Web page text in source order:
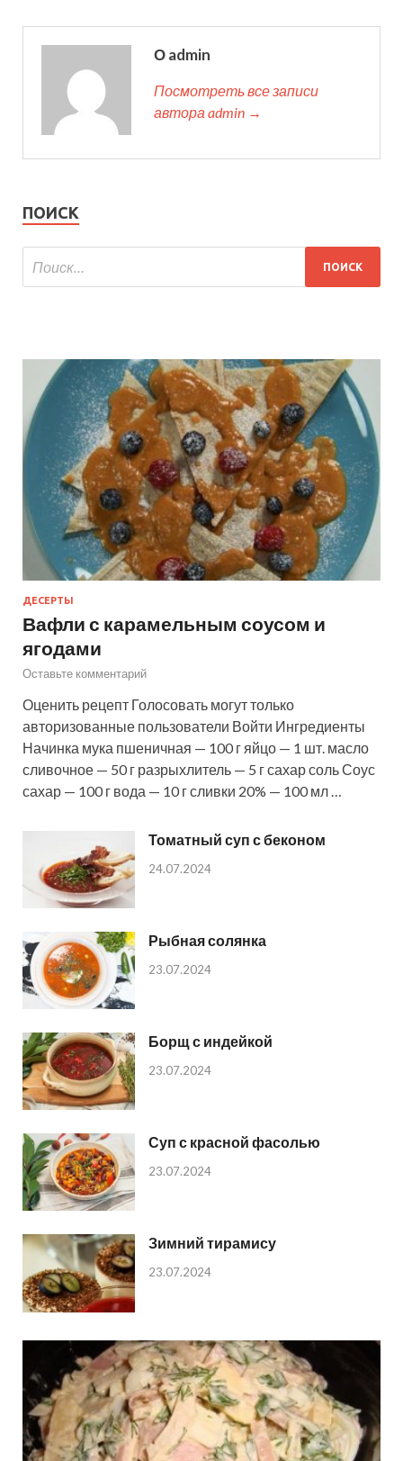
О admin
Посмотреть все записи
автора admin →
ПОИСК
ДЕСЕРТЫ
Вафли с карамельным соусом и
ягодами
Оставьте комментарий
Оценить рецепт Голосовать могут только
авторизованные пользователи Войти Ингредиенты
Начинка мука пшеничная — 100 г яйцо — 1 шт. масло
сливочное — 50 г разрыхлитель — 5 г сахар соль Соус
сахар — 100 г вода — 10 г сливки 20% — 100 мл …
Томатный суп с беконом
24.07.2024
Рыбная солянка
23.07.2024
Борщ с индейкой
23.07.2024
Суп с красной фасолью
23.07.2024
Зимний тирамису
23.07.2024